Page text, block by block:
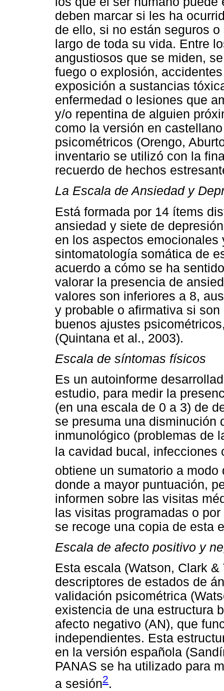
deben marcar si les ha
de ello, si no están seguros
largo de toda su vida. Entre
angustiosos que se miden,
fuego o explosión,
exposición a sustancias
enfermedad o lesiones que
y/o repentina de alguien
como la versión en
psicométricos (Orengo,
inventario se utilizó con la
recuerdo de hechos
La Escala de Ansiedad y
Está formada por 14 ítems
ansiedad y siete de
en los aspectos
sintomatología somática de
acuerdo a cómo se ha
valorar la presencia de
valores son inferiores a 8,
y probable o afirmativa si
buenos ajustes
(Quintana et al., 2003).
Escala de síntomas físicos
Es un autoinforme
estudio, para medir la
(en una escala de 0 a 3) de
se presuma una disminución
inmunológico (problemas de
la cavidad bucal, infecciones
obtiene un sumatorio a
donde a mayor puntuación,
informen sobre las visitas
las visitas programadas o
se recoge una copia de esta
Escala de afecto positivo y
Esta escala (Watson, Clark
descriptores de estados de
validación psicométrica
existencia de una estructura
afecto negativo (AN), que
independientes. Esta
en la versión española
PANAS se ha utilizado para
a sesión2.